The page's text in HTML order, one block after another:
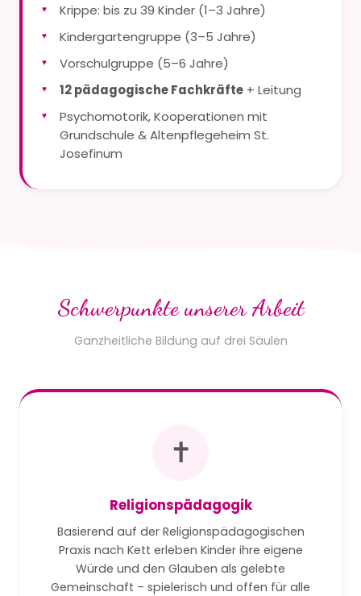
Krippe: bis zu 39 Kinder (1–3 Jahre)
Kindergartengruppe (3–5 Jahre)
Vorschulgruppe (5–6 Jahre)
12 pädagogische Fachkräfte + Leitung
Psychomotorik, Kooperationen mit
Grundschule & Altenpflegeheim St.
Josefinum
Schwerpunkte unserer Arbeit
Ganzheitliche Bildung auf drei Säulen
✝️
Religionspädagogik
Basierend auf der Religionspädagogischen
Praxis nach Kett erleben Kinder ihre eigene
Würde und den Glauben als gelebte
Gemeinschaft – spielerisch und offen für alle